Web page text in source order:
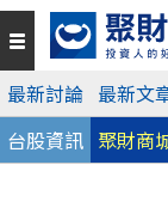
最新討論 最新文
台股資訊 聚財商